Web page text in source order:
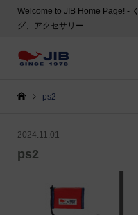
Welcome to JIB Home Page! ‐
グ、アクセサリー
ps2
2024.11.01
ps2